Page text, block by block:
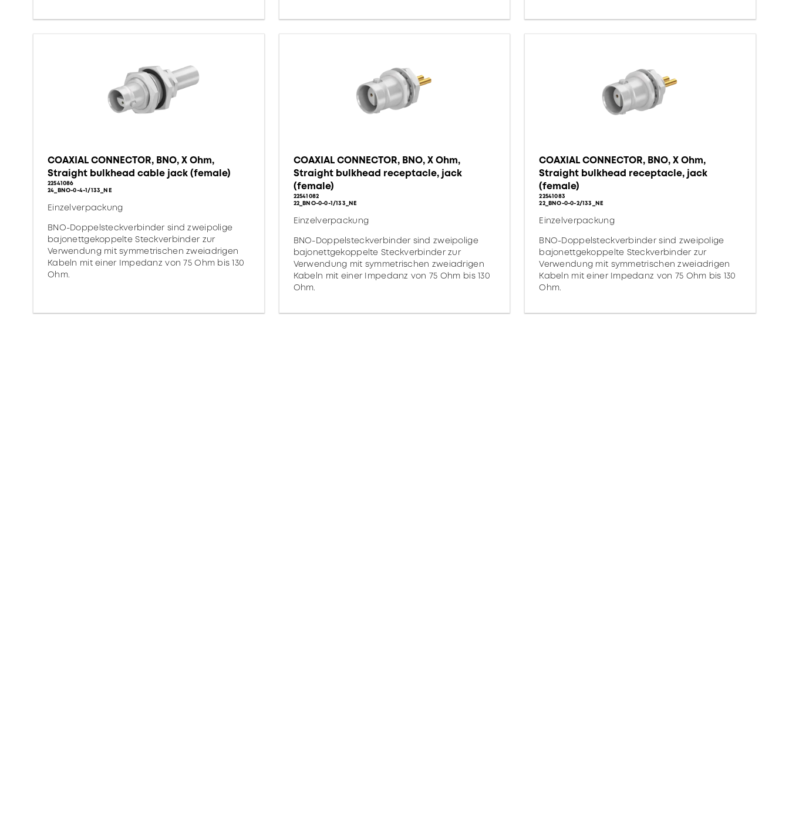
COAXIAL CONNECTOR, BNO, X Ohm,
Straight bulkhead cable jack (female)
22541086
24_BNO-0-4-1/133_NE
Einzelverpackung
BNO-Doppelsteckverbinder sind zweipolige
bajonettgekoppelte Steckverbinder zur
Verwendung mit symmetrischen zweiadrigen
Kabeln mit einer Impedanz von 75 Ohm bis 130
Ohm.
COAXIAL CONNECTOR, BNO, X Ohm,
Straight bulkhead receptacle, jack
(female)
22541082
22_BNO-0-0-1/133_NE
Einzelverpackung
BNO-Doppelsteckverbinder sind zweipolige
bajonettgekoppelte Steckverbinder zur
Verwendung mit symmetrischen zweiadrigen
Kabeln mit einer Impedanz von 75 Ohm bis 130
Ohm.
COAXIAL CONNECTOR, BNO, X Ohm,
Straight bulkhead receptacle, jack
(female)
22541083
22_BNO-0-0-2/133_NE
Einzelverpackung
BNO-Doppelsteckverbinder sind zweipolige
bajonettgekoppelte Steckverbinder zur
Verwendung mit symmetrischen zweiadrigen
Kabeln mit einer Impedanz von 75 Ohm bis 130
Ohm.